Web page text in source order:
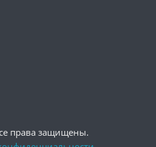
права защищены.